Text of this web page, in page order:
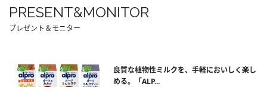
PRESENT&MONITOR
プレゼント＆モニター
良質な植物性ミルクを、手軽においしく楽し
める。「ALP...